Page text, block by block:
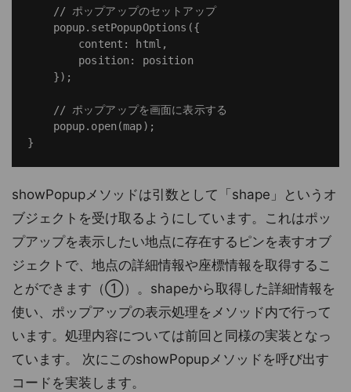
    // ポップアップのセットアップ
    popup.setPopupOptions({
        content: html,
        position: position
    });
    // ポップアップを画面に表示する
    popup.open(map);
showPopupメソッドは引数として「shape」というオ
ブジェクトを受け取るようにしています。これはポッ
プアップを表示したい地点に存在するピンを表すオブ
ジェクトで、地点の詳細情報や座標情報を取得するこ
とができます（①）。shapeから取得した詳細情報を
使い、ポップアップの表示処理をメソッド内で行って
います。処理内容については前回と同様の実装となっ
ています。 次にこのshowPopupメソッドを呼び出す
コードを実装します。